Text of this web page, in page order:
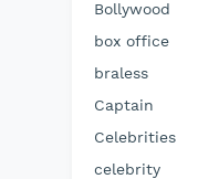
Bollywood
box office
braless
Captain
Celebrities
celebrity